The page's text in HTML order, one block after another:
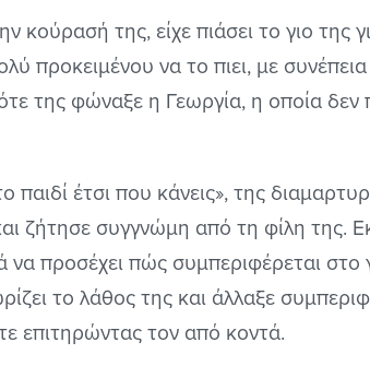
κούρασή της, είχε πιάσει το γιο της
προκειμένου να το πιει, με
της φώναξε η Γεωργία, η οποία
παιδί έτσι που κάνεις», της
ζήτησε συγγνώμη από τη φίλη της.
να προσέχει πώς συμπεριφέρεται στο
το λάθος της και άλλαξε
επιτηρώντας τον από κοντά.